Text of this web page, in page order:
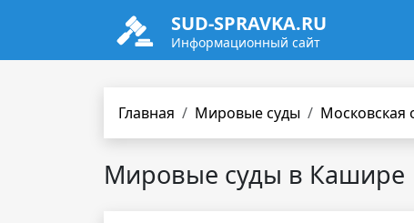
SUD-SPRAVKA.RU
Информационный сайт
Главная Мировые суды Московская
Мировые суды в Кашире